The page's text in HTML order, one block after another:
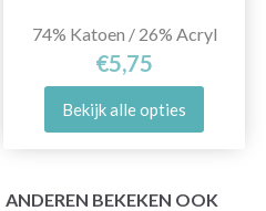
74% Katoen / 26% Acryl
€5,75
Bekijk alle opties
ANDEREN BEKEKEN OOK